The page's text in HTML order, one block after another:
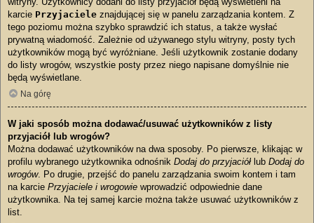
karcie Przyjaciele znajdującej się w panelu zarządzania kontem. Z
tego poziomu można szybko sprawdzić ich status, a także wysłać
prywatną wiadomość. Zależnie od używanego stylu witryny, posty tych
użytkowników mogą być wyróżniane. Jeśli użytkownik zostanie dodany
do listy wrogów, wszystkie posty przez niego napisane domyślnie nie
będą wyświetlane.
Na górę
W jaki sposób można dodawać/usuwać użytkowników z listy
przyjaciół lub wrogów?
Można dodawać użytkowników na dwa sposoby. Po pierwsze, klikając w
profilu wybranego użytkownika odnośnik Dodaj do przyjaciółlub Dodaj do
wrogów. Po drugie, przejść do panelu zarządzania swoim kontem i tam
na karcie Przyjaciele i wrogowie wprowadzić odpowiednie dane
użytkownika. Na tej samej karcie można także usuwać użytkowników z
list.